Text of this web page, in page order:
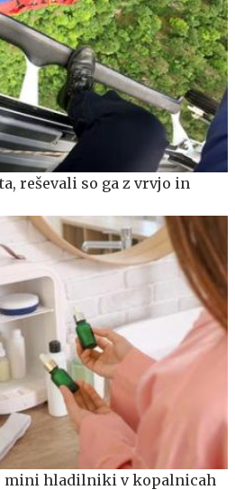
reševali so ga z vrvjo in
mini hladilniki v kopalnicah